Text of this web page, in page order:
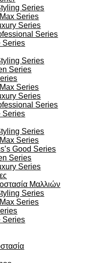
Series
Series
Series
Series
Series
Series
Series
Series
Series
Series
Series
Series
Series
Good Series
Series
Series
Μαλλιών
Series
Series
Series